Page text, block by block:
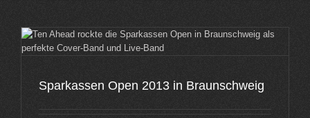
Sparkassen Open 2013 in Braunschweig